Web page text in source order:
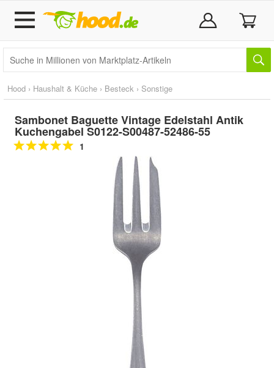
Hood › Haushalt & Küche › Besteck › Sonstige
Sambonet Baguette Vintage Edelstahl Antik
Kuchengabel S0122-S00487-52486-55
1